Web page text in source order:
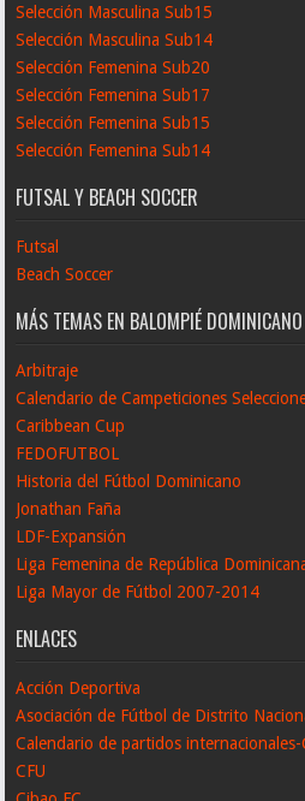
Selección Masculina Sub15
Selección Masculina Sub14
Selección Femenina Sub20
Selección Femenina Sub17
Selección Femenina Sub15
Selección Femenina Sub14
FUTSAL Y BEACH SOCCER
Futsal
Beach Soccer
MÁS TEMAS EN BALOMPIÉ DOMINICANO
Arbitraje
Calendario de Campeticiones
Caribbean Cup
FEDOFUTBOL
Historia del Fútbol Dominicano
Jonathan Faña
LDF-Expansión
Liga Femenina de República
Liga Mayor de Fútbol 2007-2014
ENLACES
Acción Deportiva
Asociación de Fútbol de Distrito
Calendario de partidos internacionales-
CFU